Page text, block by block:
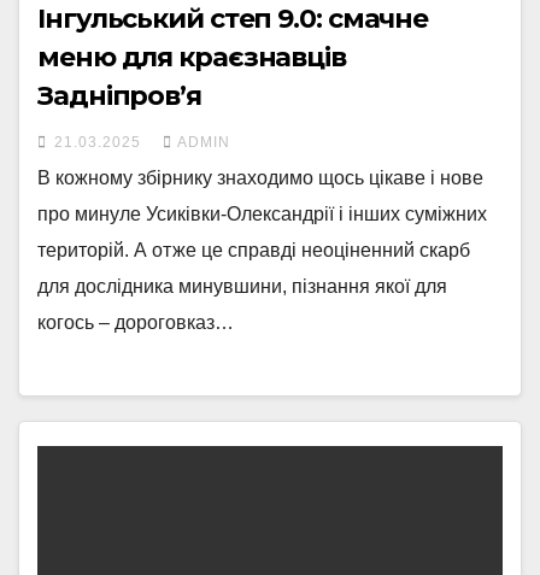
Інгульський степ 9.0: смачне
меню для краєзнавців
Задніпров’я
21.03.2025 ADMIN
В кожному збірнику знаходимо щось цікаве і нове
про минуле Усиківки-Олександрії і інших суміжних
територій. А отже це справді неоціненний скарб
для дослідника минувшини, пізнання якої для
когось – дороговказ…